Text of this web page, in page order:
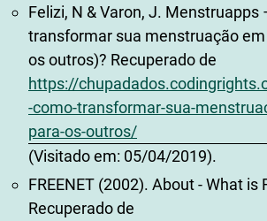
Felizi, N & Varon, J. Menstruapps
transformar sua menstruação
os outros)? Recuperado de
https://
-como-transformar-sua-
para-os-outros/
(Visitado em: 05/04/2019).
FREENET (2002). About - What is
Recuperado de